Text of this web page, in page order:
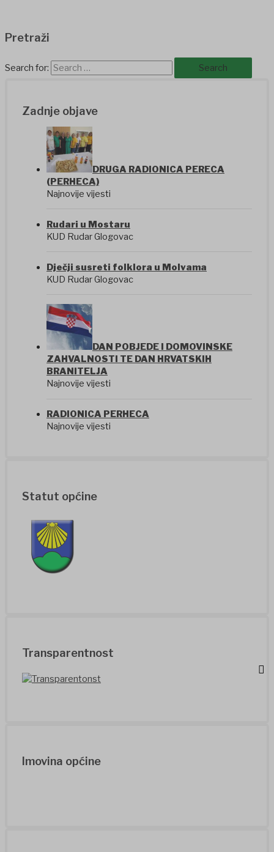
Pretraži
Search for:
Zadnje objave
DRUGA RADIONICA PERECA
(PERHECA)
Najnovije vijesti
Rudari u Mostaru
KUD Rudar Glogovac
Dječji susreti folklora u Molvama
KUD Rudar Glogovac
DAN POBJEDE I DOMOVINSKE
ZAHVALNOSTI TE DAN HRVATSKIH
BRANITELJA
Najnovije vijesti
RADIONICA PERHECA
Najnovije vijesti
Statut općine
Transparentnost
Imovina općine